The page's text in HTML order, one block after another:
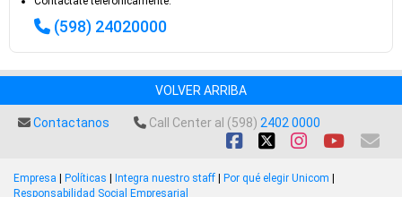
(598) 24020000
VOLVER ARRIBA
Contactanos Call Center al (598) 2402 0000
Empresa Políticas Integra nuestro staff Por qué elegir Unicom
Responsabilidad Social Empresarial